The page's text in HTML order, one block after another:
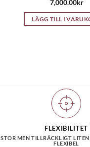
7,000.00kr
LÄGG TILL I
FLEXIBILITET
STOR MEN TILLRÄCKLIGT
FLEXIBEL